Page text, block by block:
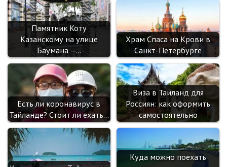
Памятник Коту
Казанскому на улице
Баумана —…
Храм Спаса на Крови в
Санкт-Петербурге
Есть ли коронавирус в
Тайланде? Стоит ли ехать…
Виза в Таиланд для
Россиян: как оформить
самостоятельно
Куда можно поехать